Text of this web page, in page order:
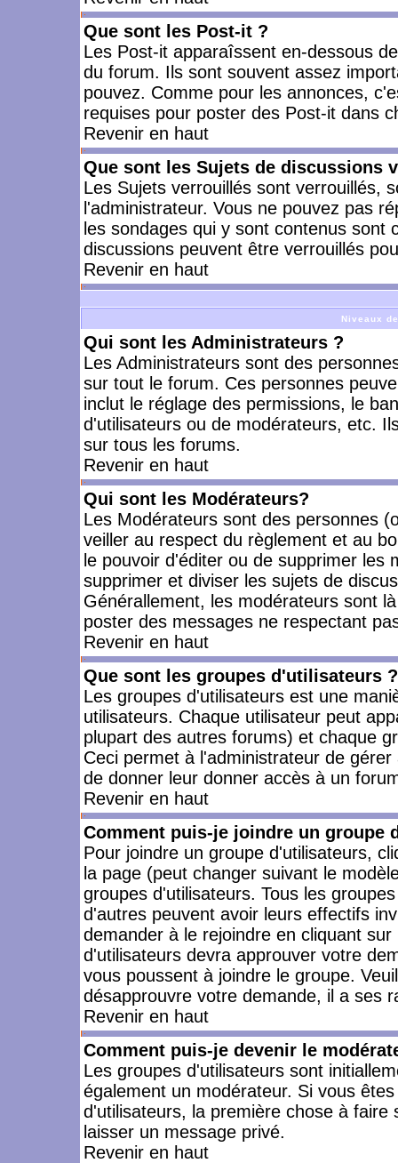
Que sont les Post-it ?
Les Post-it apparaîssent en-dessous
du forum. Ils sont souvent assez
pouvez. Comme pour les annonces,
requises pour poster des Post-it dans
Revenir en haut
Que sont les Sujets de discussions
Les Sujets verrouillés sont verrouillés,
l'administrateur. Vous ne pouvez pas
les sondages qui y sont contenus
discussions peuvent être verrouillés
Revenir en haut
Niveaux
Qui sont les Administrateurs ?
Les Administrateurs sont des
sur tout le forum. Ces personnes
inclut le réglage des permissions, le
d'utilisateurs ou de modérateurs, etc.
sur tous les forums.
Revenir en haut
Qui sont les Modérateurs?
Les Modérateurs sont des personnes
veiller au respect du règlement et au
le pouvoir d'éditer ou de supprimer les
supprimer et diviser les sujets de
Générallement, les modérateurs sont
poster des messages ne respectant
Revenir en haut
Que sont les groupes d'utilisateurs ?
Les groupes d'utilisateurs est une
utilisateurs. Chaque utilisateur peut
plupart des autres forums) et chaque
Ceci permet à l'administrateur de
de donner leur donner accès à un
Revenir en haut
Comment puis-je joindre un groupe
Pour joindre un groupe d'utilisateurs,
la page (peut changer suivant le
groupes d'utilisateurs. Tous les
d'autres peuvent avoir leurs effectifs
demander à le rejoindre en cliquant
d'utilisateurs devra approuver votre
vous poussent à joindre le groupe.
désapprouvre votre demande, il a ses
Revenir en haut
Comment puis-je devenir le
Les groupes d'utilisateurs sont
également un modérateur. Si vous
d'utilisateurs, la première chose à
laisser un message privé.
Revenir en haut